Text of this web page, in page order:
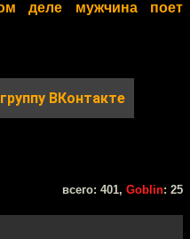
деле мужчина поет
группу ВКонтакте
всего: 401, Goblin: 25